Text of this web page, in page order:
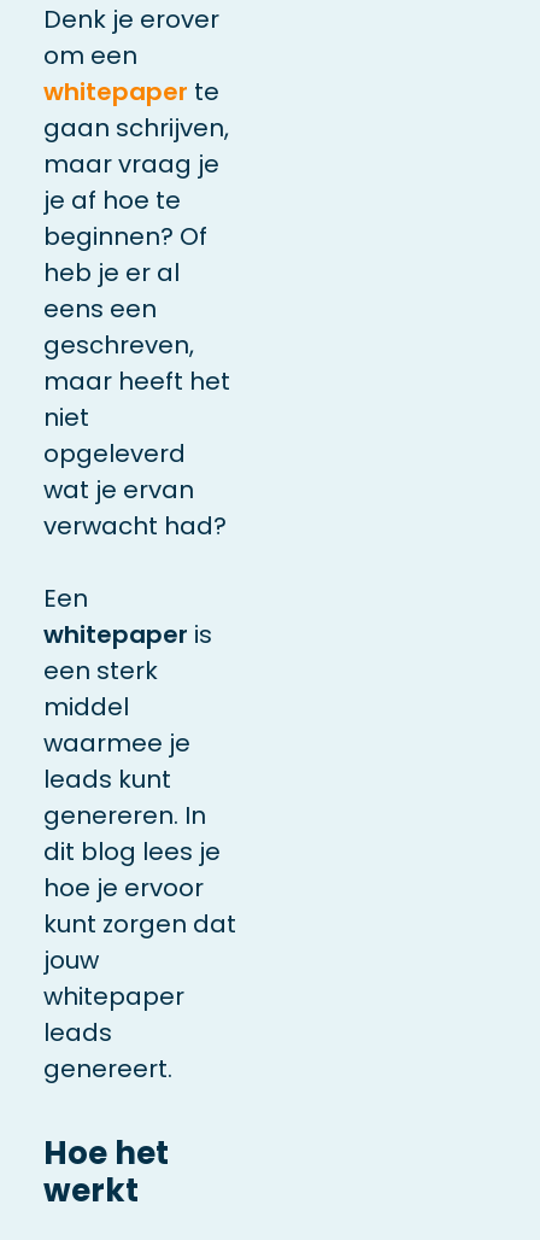
Denk je erover
om een
whitepaper te
gaan schrijven,
maar vraag je
je af hoe te
beginnen? Of
heb je er al
eens een
geschreven,
maar heeft het
niet
opgeleverd
wat je ervan
verwacht had?
Een
whitepaper is
een sterk
middel
waarmee je
leads kunt
genereren. In
dit blog lees je
hoe je ervoor
kunt zorgen dat
jouw
whitepaper
leads
genereert.
Hoe het
werkt